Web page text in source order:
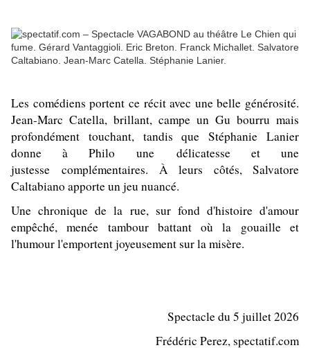
Les comédiens portent ce récit avec une belle générosité.
Jean-Marc Catella, brillant, campe un Gu bourru mais
profondément touchant, tandis que Stéphanie Lanier
donne à Philo une délicatesse et une
justesse complémentaires. À leurs côtés, Salvatore
Caltabiano apporte un jeu nuancé.
Une chronique de la rue, sur fond d'histoire d'amour
empêché, menée tambour battant où la gouaille et
l'humour l'emportent joyeusement sur la misère.
Spectacle du 5 juillet 2026
Frédéric Perez, spectatif.com